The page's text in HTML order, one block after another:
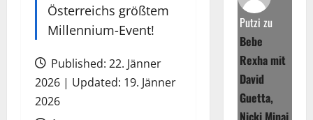
Österreichs größtem
Millennium-Event!
Published: 22. Jänner
2026 | Updated: 19. Jänner
2026
Putzi zu
Bebe
Rexha mit
David
Guetta,
Nicki Minaj